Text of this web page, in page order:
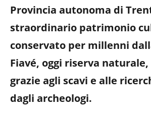
Provincia autonoma di
straordinario patrimonio
conservato per millenni
Fiavé, oggi riserva
grazie agli scavi e alle
dagli archeologi.